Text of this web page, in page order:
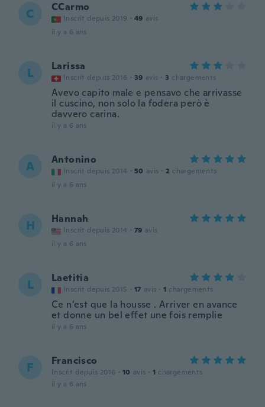
C CCarmo
Inscrit depuis 2019 · 49 avis
il y a 6 ans
L Larissa
Inscrit depuis 2016 · 39 avis · 3 chargements
Avevo capito male e pensavo che arrivasse
il cuscino, non solo la fodera però è
davvero carina.
il y a 6 ans
A Antonino
Inscrit depuis 2014 · 50 avis · 2 chargements
il y a 6 ans
H Hannah
Inscrit depuis 2014 · 79 avis
il y a 6 ans
L Laetitia
Inscrit depuis 2015 · 17 avis · 1 chargements
Ce n’est que la housse . Arriver en avance
et donne un bel effet une fois remplie
il y a 6 ans
F Francisco
Inscrit depuis 2016 · 10 avis · 1 chargements
il y a 6 ans